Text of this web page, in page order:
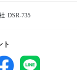
DSR-735
ト